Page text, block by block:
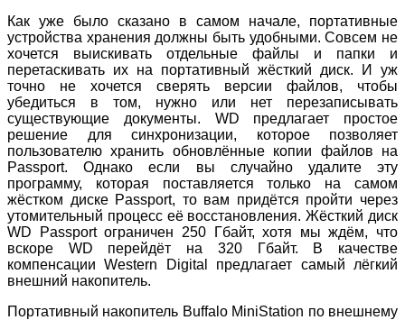
Как уже было сказано в самом начале, портативные
устройства хранения должны быть удобными. Совсем не
хочется выискивать отдельные файлы и папки и
перетаскивать их на портативный жёсткий диск. И уж
точно не хочется сверять версии файлов, чтобы
убедиться в том, нужно или нет перезаписывать
существующие документы. WD предлагает простое
решение для синхронизации, которое позволяет
пользователю хранить обновлённые копии файлов на
Passport. Однако если вы случайно удалите эту
программу, которая поставляется только на самом
жёстком диске Passport, то вам придётся пройти через
утомительный процесс её восстановления. Жёсткий диск
WD Passport ограничен 250 Гбайт, хотя мы ждём, что
вскоре WD перейдёт на 320 Гбайт. В качестве
компенсации Western Digital предлагает самый лёгкий
внешний накопитель.
Портативный накопитель Buffalo MiniStation по внешнему